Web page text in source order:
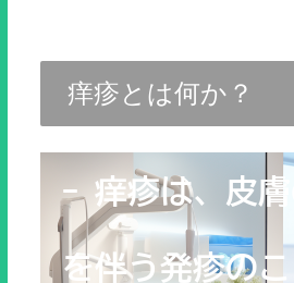
痒疹とは何か？